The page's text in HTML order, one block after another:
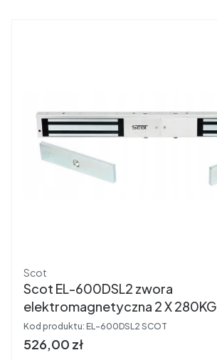
Producent
Scot
Scot EL-600DSL2 zwora
elektromagnetyczna 2 X 280KG
Kod produktu: EL-600DSL2 SCOT
Cena brutto
526,00 zł